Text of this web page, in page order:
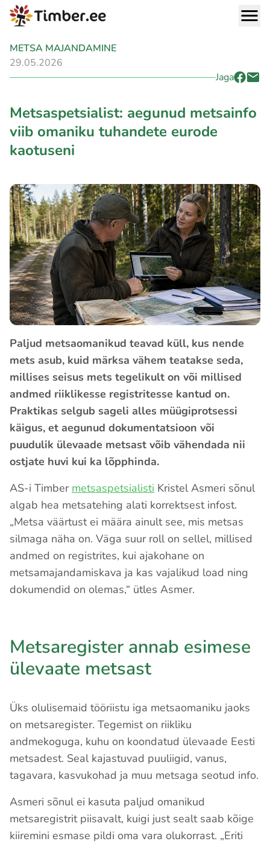
METSA MAJANDAMINE
29.05.2026
Jaga
Metsaspetsialist: aegunud metsainfo
viib omaniku tuhandete eurode
kaotuseni
Paljud metsaomanikud teavad küll, kus nende
mets asub, kuid märksa vähem teatakse seda,
millises seisus mets tegelikult on või millised
andmed riiklikesse registritesse kantud on.
Praktikas selgub sageli alles müügiprotsessi
käigus, et aegunud dokumentatsioon või
puudulik ülevaade metsast võib vähendada nii
ostjate huvi kui ka lõpphinda.
AS-i Timber metsaspetsialisti Kristel Asmeri sõnul
algab hea metsatehing alati korrektsest infost.
„Metsa väärtust ei määra ainult see, mis metsas
silmaga näha on. Väga suur roll on sellel, millised
andmed on registrites, kui ajakohane on
metsamajandamiskava ja kas vajalikud load ning
dokumendid on olemas,“ ütles Asmer.
Metsaregister annab esimese
ülevaate metsast
Üks olulisemaid tööriistu iga metsaomaniku jaoks
on metsaregister. Tegemist on riikliku
andmekoguga, kuhu on koondatud ülevaade Eesti
metsadest. Seal kajastuvad puuliigid, vanus,
tagavara, kasvukohad ja muu metsaga seotud info.
Asmeri sõnul ei kasuta paljud omanikud
metsaregistrit piisavalt, kuigi just sealt saab kõige
kiiremini esmase pildi oma vara olukorrast. „Eriti